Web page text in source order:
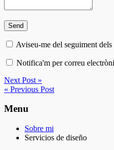
Aviseu-me del seguiment
Notifica'm per correu
Next Post »
« Previous Post
Menu
Sobre mi
Servicios de diseño